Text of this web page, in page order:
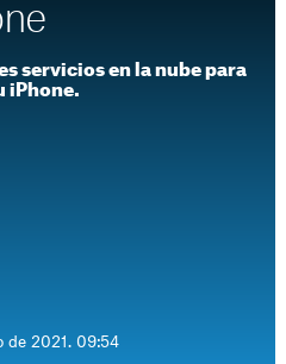
servicios en la nube para
iPhone.
de 2021. 09:54